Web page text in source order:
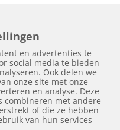
Adverteren
| Realisatie:
en advertenties te
social media te bieden
Ook delen we
onze site met onze
en analyse. Deze
combineren met andere
of die ze hebben
van hun services